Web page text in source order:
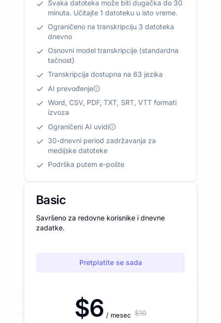
Svaka datoteka može biti dugačka do 30
minuta. Učitajte 1 datoteku u isto vreme.
Ograničeno na transkripciju 3 datoteka
dnevno
Osnovni model transkripcije (standardna
tačnost)
Transkripcija dostupna na 63 jezika
AI prevođenje
Word, CSV, PDF, TXT, SRT, VTT formati
izvoza
Ograničeni AI uvidi
30-dnevni period zadržavanja za
medijske datoteke
Podrška putem e-pošte
Basic
Savršeno za redovne korisnike i dnevne
zadatke.
Pretplatite se sada
$6 / mesec $10